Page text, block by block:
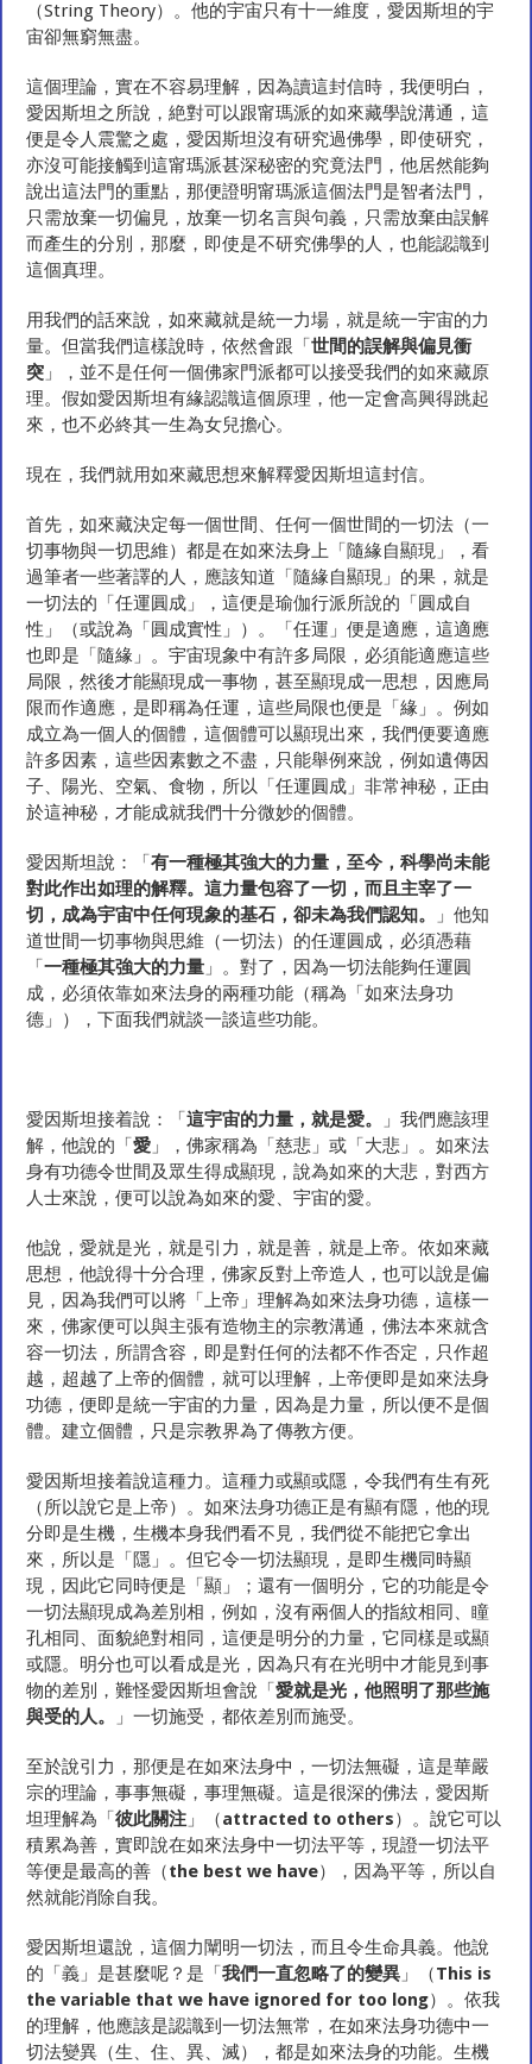
（String Theory）。他的宇宙只有十一維度，愛因斯坦的宇
宙卻無窮無盡。
這個理論，實在不容易理解，因為讀這封信時，我便明白，
愛因斯坦之所說，絶對可以跟甯瑪派的如來藏學說溝通，這
便是令人震驚之處，愛因斯坦沒有研究過佛學，即使研究，
亦沒可能接觸到這甯瑪派甚深秘密的究竟法門，他居然能夠
說出這法門的重點，那便證明甯瑪派這個法門是智者法門，
只需放棄一切偏見，放棄一切名言與句義，只需放棄由誤解
而產生的分別，那麼，即使是不研究佛學的人，也能認識到
這個真理。
用我們的話來說，如來藏就是統一力場，就是統一宇宙的力
量。但當我們這樣說時，依然會跟「世間的誤解與偏見衝
突 」，並不是任何一個佛家門派都可以接受我們的如來藏原
理。假如愛因斯坦有緣認識這個原理，他一定會高興得跳起
來，也不必終其一生為女兒擔心。
現在，我們就用如來藏思想來解釋愛因斯坦這封信。
首先，如來藏決定每一個世間、任何一個世間的一切法（一
切事物與一切思維）都是在如來法身上「隨緣自顯現」，看
過筆者一些著譯的人，應該知道「隨緣自顯現」的果，就是
一切法的「任運圓成」，這便是瑜伽行派所說的「圓成自
性」（或說為「圓成實性」）。「任運」便是適應，這適應
也即是「隨緣」。宇宙現象中有許多局限，必須能適應這些
局限，然後才能顯現成一事物，甚至顯現成一思想，因應局
限而作適應，是即稱為任運，這些局限也便是「緣」。例如
成立為一個人的個體，這個體可以顯現出來，我們便要適應
許多因素，這些因素數之不盡，只能舉例來說，例如遺傳因
子、陽光、空氣、食物，所以「任運圓成」非常神秘，正由
於這神秘，才能成就我們十分微妙的個體。
愛因斯坦說：「有一種極其強大的力量，至今，科學尚未能
對此作出如理的解釋。這力量包容了一切，而且主宰了一
切，成為宇宙中任何現象的基石，卻未為我們認知。
」他知
道世間一切事物與思維（一切法）的任運圓成，必須憑藉
「一種極其強大的力量 」。對了，因為一切法能夠任運圓
成，必須依靠如來法身的兩種功能（稱為「如來法身功
德」），下面我們就談一談這些功能。
愛因斯坦接着說：「這宇宙的力量，就是愛。
」我們應該理
解，他說的「愛 」，佛家稱為「慈悲」或「大悲」。如來法
身有功德令世間及眾生得成顯現，說為如來的大悲，對西方
人士來說，便可以說為如來的愛、宇宙的愛。
他說，愛就是光，就是引力，就是善，就是上帝。依如來藏
思想，他說得十分合理，佛家反對上帝造人，也可以說是偏
見，因為我們可以將「上帝」理解為如來法身功德，這樣一
來，佛家便可以與主張有造物主的宗教溝通，佛法本來就含
容一切法，所謂含容，即是對任何的法都不作否定，只作超
越，超越了上帝的個體，就可以理解，上帝便即是如來法身
功德，便即是統一宇宙的力量，因為是力量，所以便不是個
體。建立個體，只是宗教界為了傳教方便。
愛因斯坦接着說這種力。這種力或顯或隱，令我們有生有死
（所以說它是上帝）。如來法身功德正是有顯有隱，他的現
分即是生機，生機本身我們看不見，我們從不能把它拿出
來，所以是「隱」。但它令一切法顯現，是即生機同時顯
現，因此它同時便是「顯」；還有一個明分，它的功能是令
一切法顯現成為差別相，例如，沒有兩個人的指紋相同、瞳
孔相同、面貌絶對相同，這便是明分的力量，它同樣是或顯
或隱。明分也可以看成是光，因為只有在光明中才能見到事
物的差別，難怪愛因斯坦會說「愛就是光，他照明了那些施
與受的人。
」一切施受，都依差別而施受。
至於說引力，那便是在如來法身中，一切法無礙，這是華嚴
宗的理論，事事無礙，事理無礙。這是很深的佛法，愛因斯
坦理解為「彼此關注 」（attracted to others）。說它可以
積累為善，實即說在如來法身中一切法平等，現證一切法平
等便是最高的善（the best we have），因為平等，所以自
然就能消除自我。
愛因斯坦還說，這個力闡明一切法，而且令生命具義。他說
的「義」是甚麼呢？是「我們一直忽略了的變異 」（This is
the variable that we have ignored for too long）。依我
的理解，他應該是認識到一切法無常，在如來法身功德中一
切法變異（生、住、異、滅），都是如來法身的功能。生機